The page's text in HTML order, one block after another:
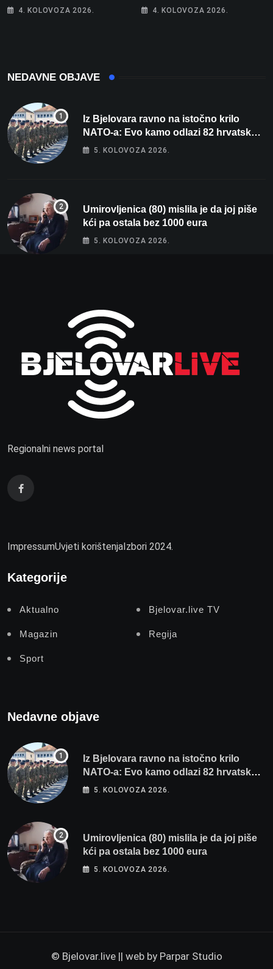
jesenski izgled
4. KOLOVOZA 2026.
auto stavio – ručno
4. KOLOVOZA 2026.
NEDAVNE OBJAVE
Iz Bjelovara ravno na istočno krilo
NATO-a: Evo kamo odlazi 82 hrvatska
vojnika i 6 vojnikinja
5. KOLOVOZA 2026.
Umirovljenica (80) mislila je da joj piše
kći pa ostala bez 1000 eura
5. KOLOVOZA 2026.
Regionalni news portal
ImpressumUvjeti korištenjaIzbori 2024.
Kategorije
Aktualno Bjelovar.live TV
Magazin Regija
Sport
Nedavne objave
Iz Bjelovara ravno na istočno krilo
NATO-a: Evo kamo odlazi 82 hrvatska
vojnika i 6 vojnikinja
5. KOLOVOZA 2026.
Umirovljenica (80) mislila je da joj piše
kći pa ostala bez 1000 eura
5. KOLOVOZA 2026.
© Bjelovar.live || web by Parpar Studio